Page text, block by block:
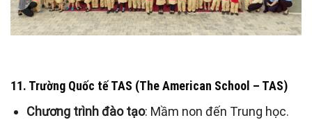
11. Trường Quốc tế TAS (The American School – TAS)
Chương trình đào tạo: Mầm non đến Trung học.